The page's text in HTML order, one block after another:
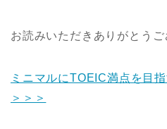
お読みいただきありがとうご
ミニマルにTOEIC満点を目
＞＞＞